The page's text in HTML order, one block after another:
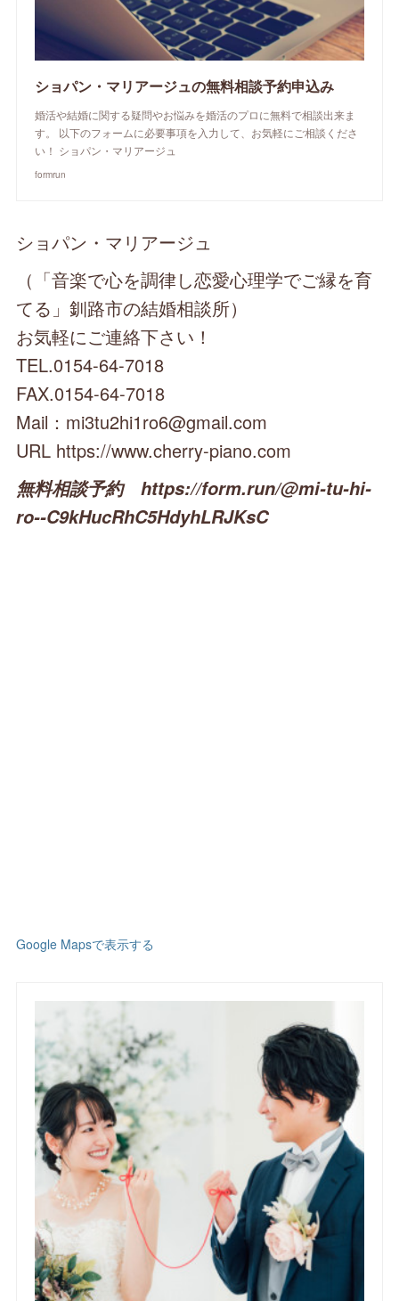
ショパン・マリアージュの無料相談予約申込み
婚活や結婚に関する疑問やお悩みを婚活のプロに無料で相談出来ま
す。 以下のフォームに必要事項を入力して、お気軽にご相談くださ
い！ ショパン・マリアージュ
formrun
ショパン・マリアージュ
（「音楽で心を調律し恋愛心理学でご縁を育
てる」釧路市の結婚相談所）
お気軽にご連絡下さい！
TEL.0154-64-7018
FAX.0154-64-7018
Mail：mi3tu2hi1ro6@gmail.com
URL https://www.cherry-piano.com
無料相談予約 https://form.run/@mi-tu-hi-
ro--C9kHucRhC5HdyhLRJKsC
Google Mapsで表示する